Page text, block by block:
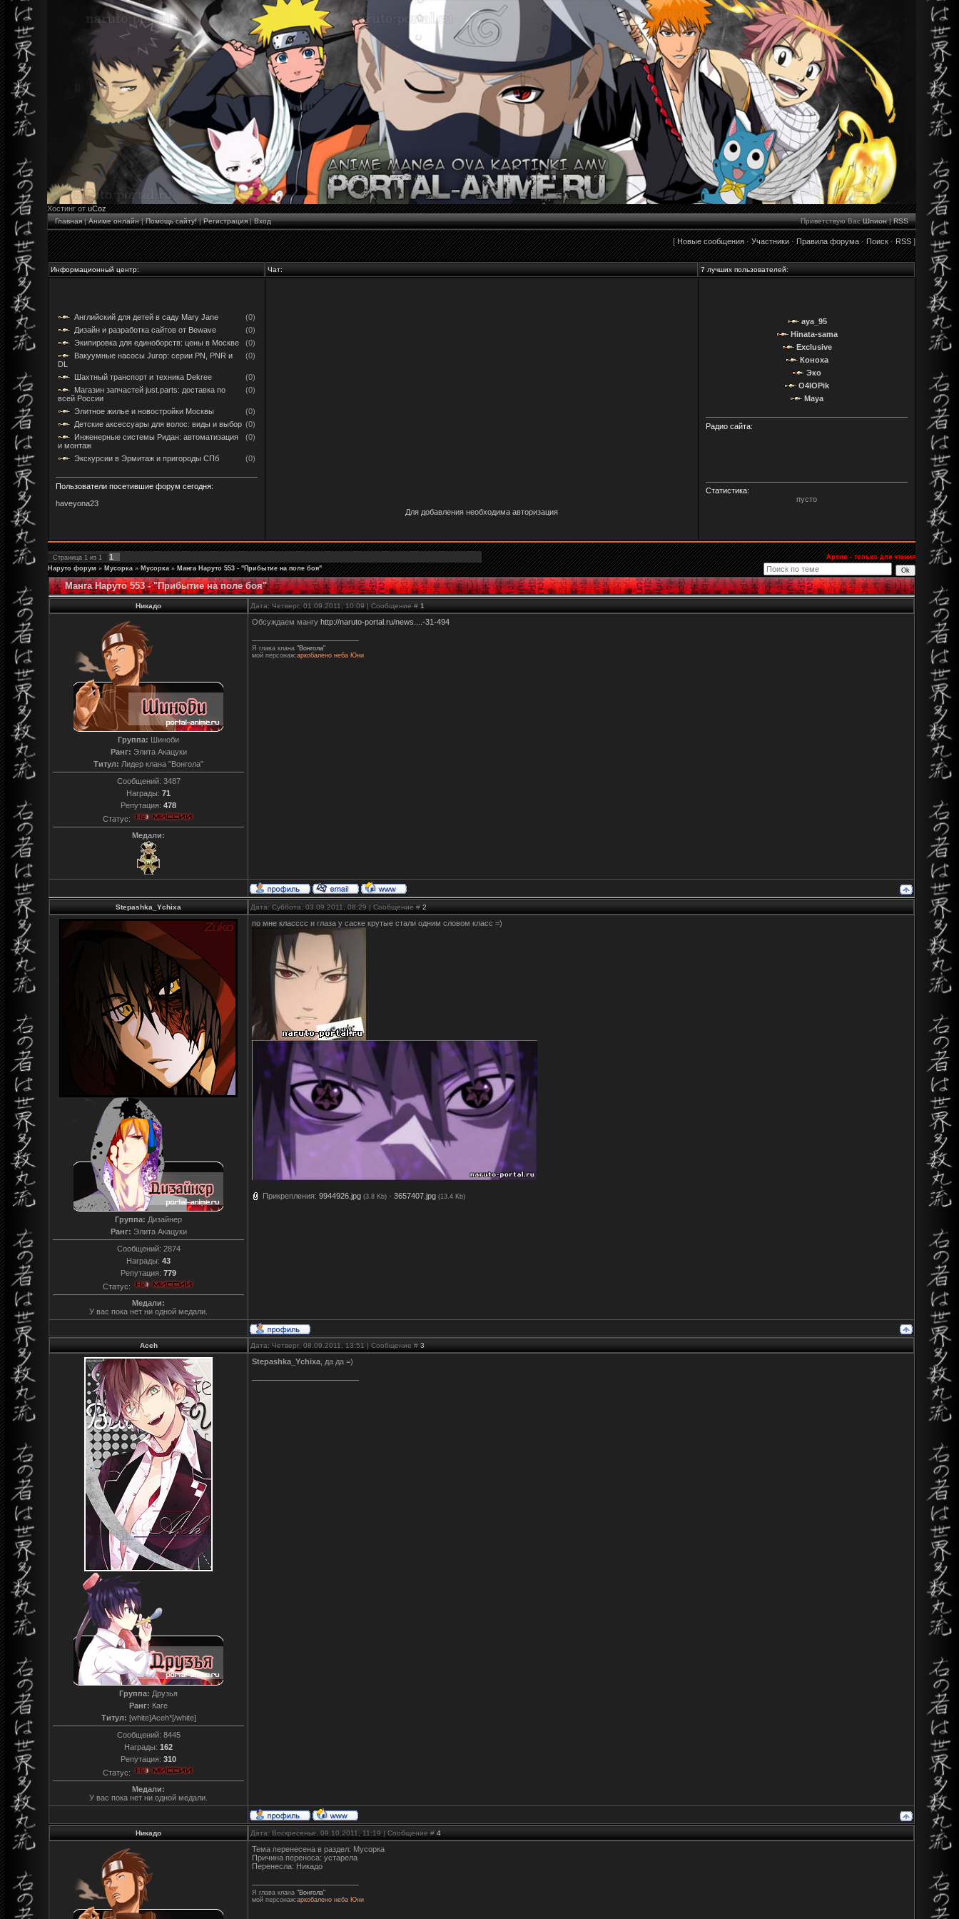
Хостинг отuCoz
Главная|Аниме онлайн|Помощь сайту!|Регистрация|Вход Приветствую Вас Шпион|RSS
[Новые сообщения·Участники·Правила форума·Поиск·RSS]
Информационный центр: Чат: 7 лучших пользователей:
Английский для детей в саду Mary Jane
(0)
Дизайн и разработка сайтов от Bewave
(0)
Экипировка для единоборств: цены в Москве
(0)
Вакуумные насосы Jurop: серии PN, PNR и
DL
(0)
Шахтный транспорт и техника Dekree
(0)
Магазин запчастей just.parts: доставка по
всей России
(0)
Элитное жилье и новостройки Москвы
(0)
Детские аксессуары для волос: виды и выбор (0)
Инженерные системы Ридан: автоматизация
и монтаж
(0)
Экскурсии в Эрмитаж и пригороды СПб (0)
Пользователи посетившие форум сегодня:
haveyona23
Для добавления необходима авторизация
aya_95
Hinata-sama
Exclusive
Коноха
Эко
O4IOPik
Maya
Радио сайта:
Статистика:
пусто
Страница 1 из 1 1
Архив - только для чтения
Наруто форум » Мусорка » Мусорка » Манга Наруто 553 - "Прибытие на поле боя"
Манга Наруто 553 - "Прибытие на поле боя"
Никадо Дата: Четверг, 01.09.2011, 10:09 | Сообщение # 1
Группа: Шиноби
Ранг: Элита Акацуки
Титул: Лидер клана "Вонгола"
Сообщений: 3487
Награды: 71
Репутация: 478
Статус:
Медали:
Обсуждаем мангу http://naruto-portal.ru/news....-31-494
Я глава клана "Вонгола"
мой персонаж:аркобалено неба Юни
Stepashka_Ychixa Дата: Суббота, 03.09.2011, 08:29 | Сообщение # 2
Группа: Дизайнер
Ранг: Элита Акацуки
Сообщений: 2874
Награды: 43
Репутация: 779
Статус:
Медали:
У вас пока нет ни одной медали.
по мне класссс и глаза у саске крутые стали одним словом класс =)
Прикрепления: 9944926.jpg (3.8 Kb) · 3657407.jpg (13.4 Kb)
Aceh Дата: Четверг, 08.09.2011, 13:51 | Сообщение # 3
Группа: Друзья
Ранг: Каге
Титул: [white]Aceh*[/white]
Сообщений: 8445
Награды: 162
Репутация: 310
Статус:
Медали:
У вас пока нет ни одной медали.
Stepashka_Ychixa , да да =)
Никадо Дата: Воскресенье, 09.10.2011, 11:19 | Сообщение # 4
Тема перенесена в раздел: Мусорка
Причина переноса: устарела
Перенесла: Никадо
Я глава клана "Вонгола"
мой персонаж:аркобалено неба Юни